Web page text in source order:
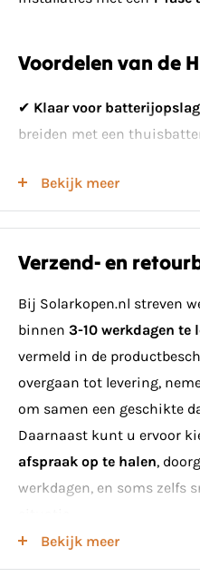
Voordelen van de
✔ Klaar voor batterijopslag
breiden met een
foutdiagnose voor optimale
✔Uitgebreide beveiliging
✔Veilig en betrouwbaar–
Deze nieuwste generatie
assortiment biedt een
zijn eenvoudig te
battery-readyvoor een
installatie.
Bekijk meer
Verzend- en
Bij Solarkopen.nl streven
binnen 3-10 werkdagen te
vermeld in de
overgaan tot levering,
om samen een geschikte
Daarnaast kunt u ervoor
afspraak op te halen,
werkdagen, en soms zelfs
Minimumeisen voor
Bekijk meer